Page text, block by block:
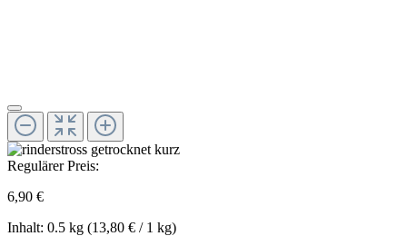
Regulärer Preis:
6,90 €
Inhalt: 0.5 kg (13,80 € / 1 kg)